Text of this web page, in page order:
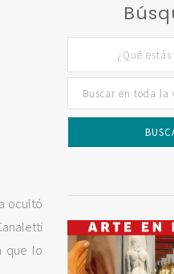
ocultó
que lo